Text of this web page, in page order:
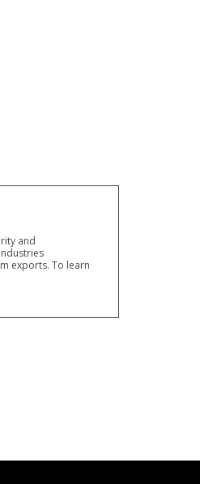
and
exports. To learn